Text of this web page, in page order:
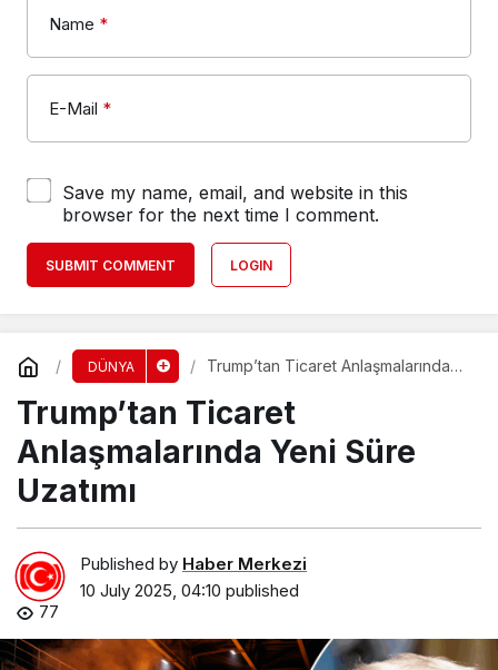
Name *
E-Mail *
Save my name, email, and website in this
browser for the next time I comment.
SUBMIT COMMENT LOGIN
DÜNYA
Trump’tan Ticaret Anlaşmalarında
Trump’tan Ticaret
Anlaşmalarında Yeni Süre
Uzatımı
Published by Haber Merkezi
10 July 2025, 04:10 published
77